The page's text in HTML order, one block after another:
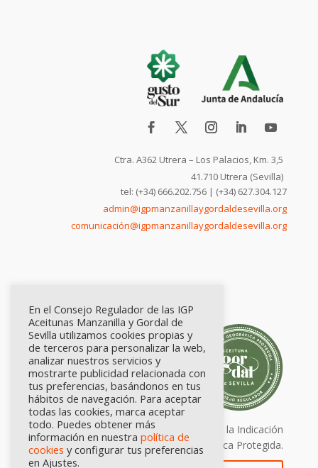
Ctra. A362 Utrera – Los Palacios, Km. 3,5
41.710 Utrera (Sevilla)
tel: (+34) 666.202.756 | (+34) 627.304.127
admin@igpmanzanillaygordaldesevilla.org
comunicación@igpmanzanillaygordaldesevilla.org
Calidad certificada por Origen. Sellos de la Indicación
Geográfica Protegida.
En el Consejo Regulador de las IGP
Aceitunas Manzanilla y Gordal de
Sevilla utilizamos cookies propias y
de terceros para personalizar la web,
analizar nuestros servicios y
mostrarte publicidad relacionada con
tus preferencias, basándonos en tus
hábitos de navegación. Para aceptar
todas las cookies, marca aceptar
todo. Puedes obtener más
información en nuestra política de
cookies y configurar tus preferencias
en Ajustes.